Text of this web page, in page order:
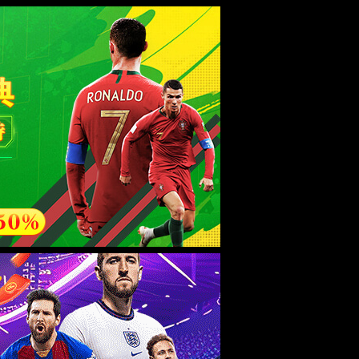
试。